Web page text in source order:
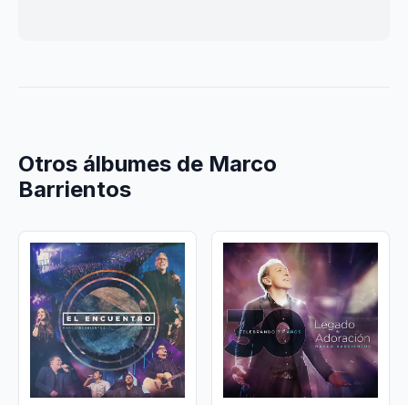
Otros álbumes de Marco
Barrientos